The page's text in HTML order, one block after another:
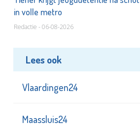
in volle metro
Redactie - 06-08-2026
Lees ook
Vlaardingen24
Maassluis24